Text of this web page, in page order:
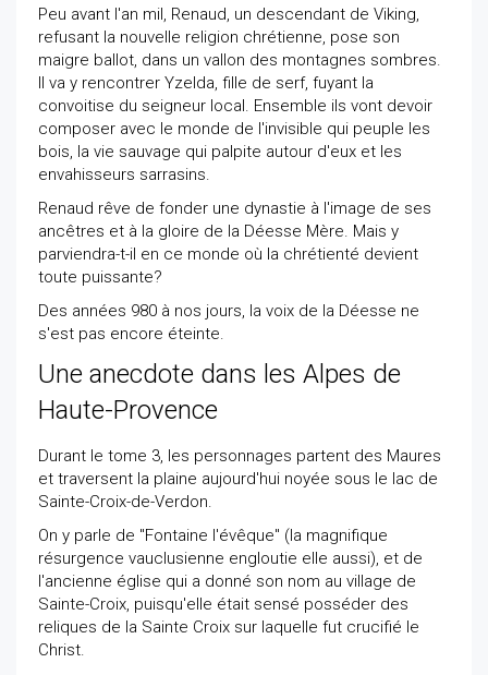
Peu avant l'an mil, Renaud, un descendant de Viking,
refusant la nouvelle religion chrétienne, pose son
maigre ballot, dans un vallon des montagnes sombres.
Il va y rencontrer Yzelda, fille de serf, fuyant la
convoitise du seigneur local. Ensemble ils vont devoir
composer avec le monde de l'invisible qui peuple les
bois, la vie sauvage qui palpite autour d'eux et les
envahisseurs sarrasins.
Renaud rêve de fonder une dynastie à l'image de ses
ancêtres et à la gloire de la Déesse Mère. Mais y
parviendra-t-il en ce monde où la chrétienté devient
toute puissante?
Des années 980 à nos jours, la voix de la Déesse ne
s'est pas encore éteinte.
Une anecdote dans les Alpes de
Haute-Provence
Durant le tome 3, les personnages partent des Maures
et traversent la plaine aujourd'hui noyée sous le lac de
Sainte-Croix-de-Verdon.
On y parle de "Fontaine l'évêque" (la magnifique
résurgence vauclusienne engloutie elle aussi), et de
l'ancienne église qui a donné son nom au village de
Sainte-Croix, puisqu'elle était sensé posséder des
reliques de la Sainte Croix sur laquelle fut crucifié le
Christ.